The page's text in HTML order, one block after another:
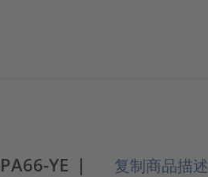
YE | 复制商品描述